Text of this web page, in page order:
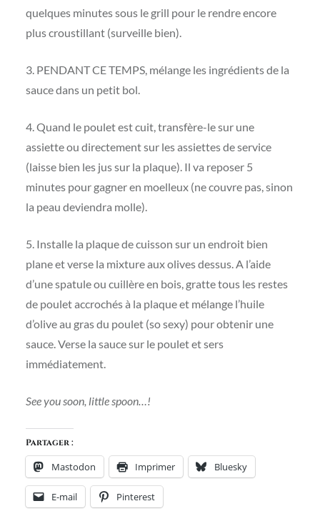
quelques minutes sous le grill pour le rendre encore
plus croustillant (surveille bien).
3. PENDANT CE TEMPS, mélange les ingrédients de la
sauce dans un petit bol.
4. Quand le poulet est cuit, transfère-le sur une
assiette ou directement sur les assiettes de service
(laisse bien les jus sur la plaque). Il va reposer 5
minutes pour gagner en moelleux (ne couvre pas, sinon
la peau deviendra molle).
5. Installe la plaque de cuisson sur un endroit bien
plane et verse la mixture aux olives dessus. A l’aide
d’une spatule ou cuillère en bois, gratte tous les restes
de poulet accrochés à la plaque et mélange l’huile
d’olive au gras du poulet (so sexy) pour obtenir une
sauce. Verse la sauce sur le poulet et sers
immédiatement.
See you soon, little spoon…!
Partager :
Mastodon Imprimer Bluesky
E-mail Pinterest